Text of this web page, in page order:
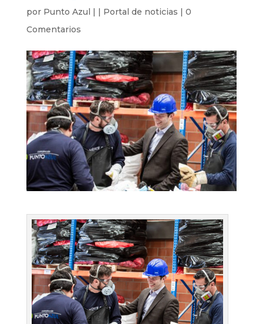
por Punto Azul | | Portal de noticias | 0
Comentarios